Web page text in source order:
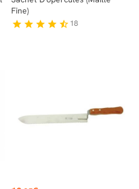
Fine)
star star star star star_half 18